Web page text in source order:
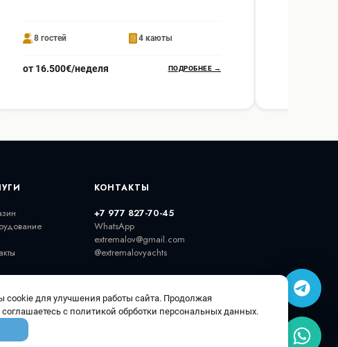
8 гостей 4 каюты
от 16.500€/неделя ПОДРОБНЕЕ →
КОНТАКТЫ
+7 977 827-70-45
WhatsApp
extremalov@gmail.com
@extremalovyachts
для улучшения работы сайта. Продолжая
с политикой обрботки персональных данных.